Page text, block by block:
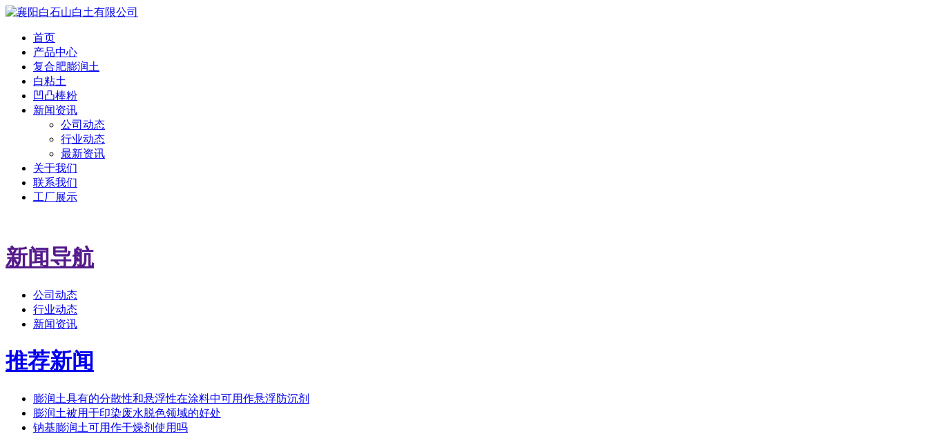
首页
产品中心
复合肥膨润土
白粘土
凹凸棒粉
新闻资讯
公司动态
行业动态
最新资讯
关于我们
联系我们
工厂展示
新闻导航
公司动态
行业动态
新闻资讯
推荐新闻
膨润土具有的分散性和悬浮性在涂料中可用作悬浮防沉剂
膨润土被用于印染废水脱色领域的好处
钠基膨润土可用作干燥剂使用吗